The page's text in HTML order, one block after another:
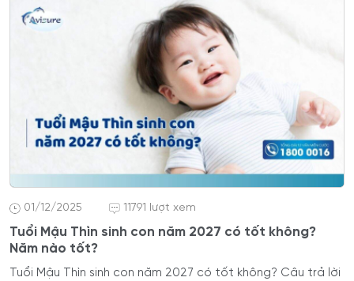
01/12/2025 11791 lượt xem
Tuổi Mậu Thìn sinh con năm 2027 có tốt không?
Năm nào tốt?
Tuổi Mậu Thìn sinh con năm 2027 có tốt không? Câu trả lời